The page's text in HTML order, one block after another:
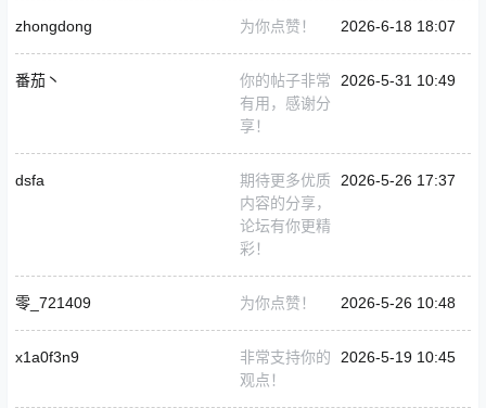
zhongdong 为你点赞！ 2026-6-18 18:07
番茄丶
你的帖子非常
有用，感谢分
享！
2026-5-31 10:49
dsfa
期待更多优质
内容的分享，
论坛有你更精
彩！
2026-5-26 17:37
零_721409 为你点赞！ 2026-5-26 10:48
x1a0f3n9
非常支持你的
观点！
2026-5-19 10:45